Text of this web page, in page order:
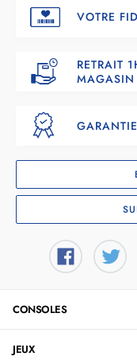
VOTRE
RETRAIT
MAGASIN
CONSOLES
JEUX